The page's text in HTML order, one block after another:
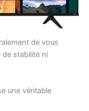
de vous
de stabilité ni
une véritable